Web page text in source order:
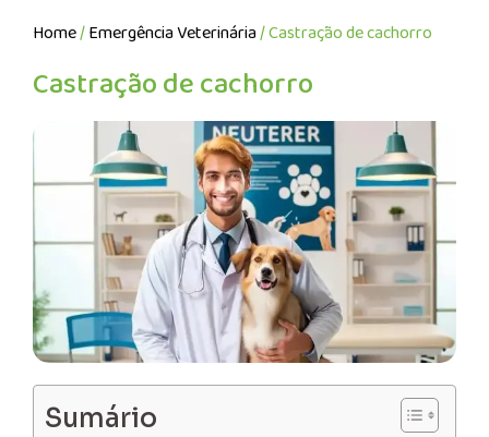
Home/Emergência Veterinária/ Castração de cachorro
Castração de cachorro
Sumário